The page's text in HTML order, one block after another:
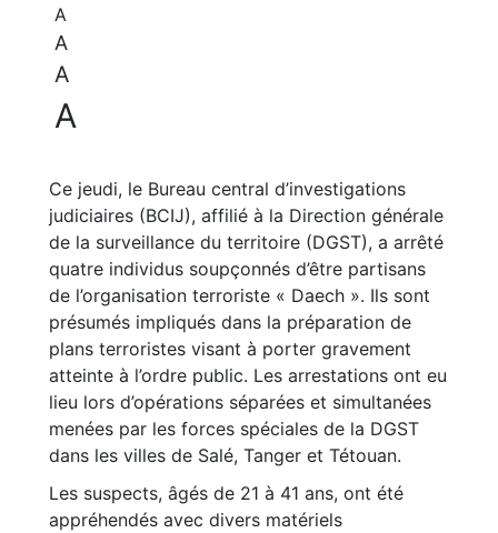
A
A
A
A
Ce jeudi, le Bureau central d’investigations
judiciaires (BCIJ), affilié à la Direction générale
de la surveillance du territoire (DGST), a arrêté
quatre individus soupçonnés d’être partisans
de l’organisation terroriste « Daech ». Ils sont
présumés impliqués dans la préparation de
plans terroristes visant à porter gravement
atteinte à l’ordre public. Les arrestations ont eu
lieu lors d’opérations séparées et simultanées
menées par les forces spéciales de la DGST
dans les villes de Salé, Tanger et Tétouan.
Les suspects, âgés de 21 à 41 ans, ont été
appréhendés avec divers matériels